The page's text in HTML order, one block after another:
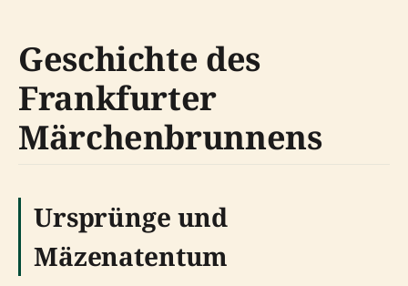
Geschichte des
Frankfurter
Märchenbrunnens
Ursprünge und
Mäzenatentum